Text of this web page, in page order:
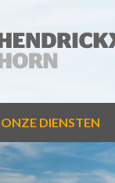
ONZE DIENSTEN